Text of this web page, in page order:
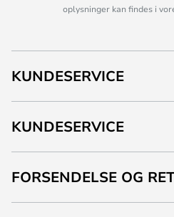
oplysninger kan findes i
KUNDESERVICE
KUNDESERVICE
FORSENDELSE OG